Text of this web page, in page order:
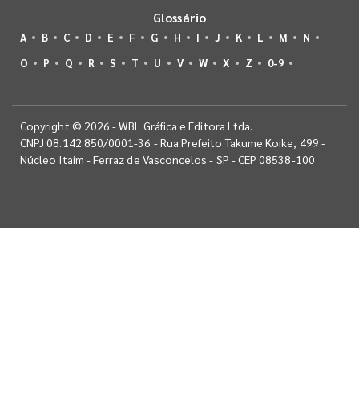
Glossário
A B C D E F G H I J K L M
N
O
P Q R S T U V W X Z 0-9
Copyright © 2026 - WBL Gráfica e Editora Ltda.
CNPJ 08.142.850/0001-36 - Rua Prefeito Takume Koike, 499 -
Núcleo Itaim - Ferraz de Vasconcelos - SP - CEP 08538-100